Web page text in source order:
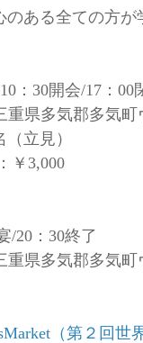
ある全ての方
：30開会/17：00
県多気郡多気町
立見）
￥3,000
/20：30終了
県多気郡多気町
（第２回世